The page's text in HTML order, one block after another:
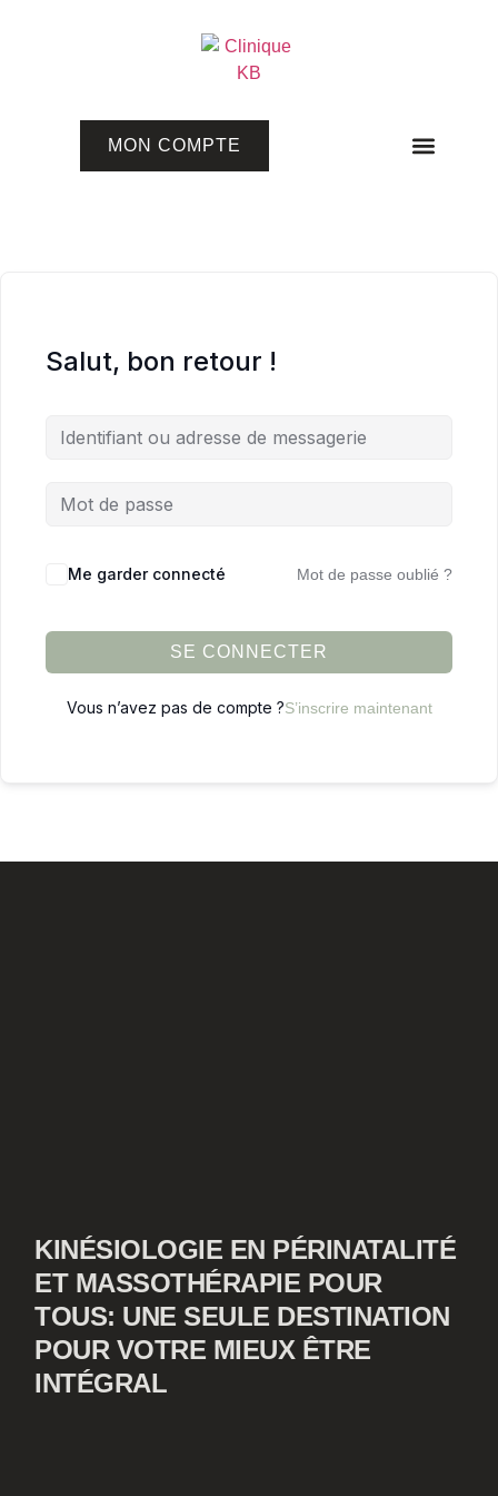
MON COMPTE
Salut, bon retour !
Me garder connecté Mot de passe oublié ?
SE CONNECTER
Vous n’avez pas de compte ?S’inscrire maintenant
KINÉSIOLOGIE EN PÉRINATALITÉ
ET MASSOTHÉRAPIE POUR
TOUS: UNE SEULE DESTINATION
POUR VOTRE MIEUX ÊTRE
INTÉGRAL